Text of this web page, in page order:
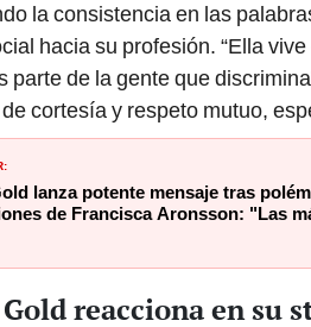
la consistencia en las
hacia su profesión. “Ella
parte de la gente que
cortesía y respeto mutuo,
lanza potente mensaje tras
de Francisca Aronsson: "Las
reacciona en su